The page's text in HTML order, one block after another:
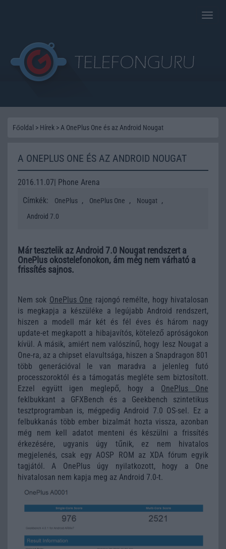
Toggle
Főoldal > Hírek > A OnePlus One és az Android Nougat
A ONEPLUS ONE ÉS AZ ANDROID NOUGAT
2016.11.07| Phone Arena
Címkék:
OnePlus , OnePlus One , Nougat ,
Android 7.0
Már tesztelik az Android 7.0 Nougat rendszert a
OnePlus okostelefonokon, ám még nem várható a
frissítés sajnos.
Nem sok OnePlus One rajongó remélte, hogy hivatalosan
is megkapja a készüléke a legújabb Android rendszert,
hiszen a modell már két és fél éves és három nagy
update-et megkapott a hibajavítós, kötelező apróságokon
kívül. A másik, amiért nem valószínű, hogy lesz Nougat a
One-ra, az a chipset elavultsága, hiszen a Snapdragon 801
több generációval le van maradva a jelenleg futó
processzoroktól és a támogatás megléte sem biztosított.
Ezzel együtt igen meglepő, hogy a OnePlus One
feklbukkant a GFXBench és a Geekbench szintetikus
tesztprogramban is, mégpedig Android 7.0 OS-sel. Ez a
felbukkanás több ember bizalmát hozta vissza, azonban
még nem kell adatot menteni és készülni a frissítés
érkezésére, ugyanis úgy tűnik, ez nem hivatalos
megjelenés, csak egy AOSP ROM az XDA fórum egyik
tagjától. A OnePlus úgy nyilatkozott, hogy a One
hivatalosan nem kapja meg az Android 7.0-t.